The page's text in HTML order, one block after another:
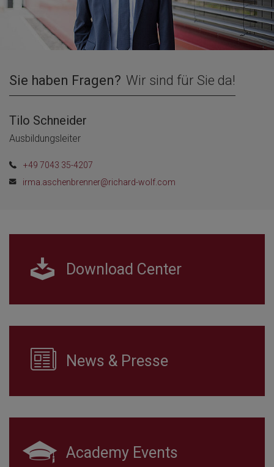
Sie haben Fragen? Wir sind für Sie da!
Tilo Schneider
Ausbildungsleiter
+49 7043 35-4207
irma.aschenbrenner@richard-wolf.com
Download Center
News & Presse
Academy Events